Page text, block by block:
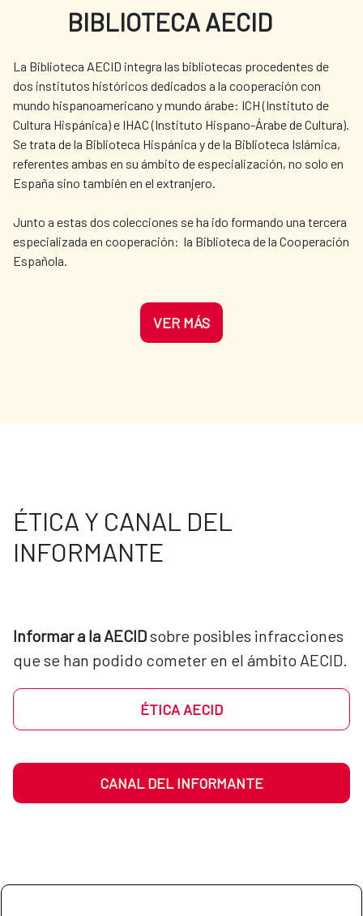
BIBLIOTECA AECID
La Biblioteca AECID integra las bibliotecas procedentes de
dos institutos históricos dedicados a la cooperación con
mundo hispanoamericano y mundo árabe: ICH (Instituto de
Cultura Hispánica) e IHAC (Instituto Hispano-Árabe de Cultura).
Se trata de la Biblioteca Hispánica y de la Biblioteca Islámica,
referentes ambas en su ámbito de especialización, no solo en
España sino también en el extranjero.
Junto a estas dos colecciones se ha ido formando una tercera
especializada en cooperación: la Biblioteca de la Cooperación
Española.
VER MÁS
ÉTICA Y CANAL DEL
INFORMANTE
Informar a la AECID sobre posibles infracciones
que se han podido cometer en el ámbito AECID.
ÉTICA AECID
CANAL DEL INFORMANTE